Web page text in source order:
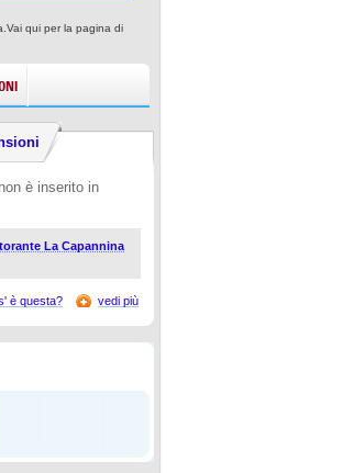
qui per la pagina di
è inserito in
La Capannina
è questa? vedi più